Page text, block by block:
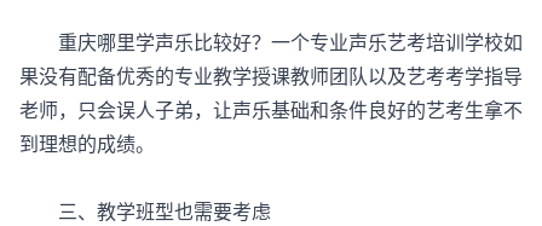
重庆哪里学声乐比较好？一个专业声乐艺考培训学校如
果没有配备优秀的专业教学授课教师团队以及艺考考学指导
老师，只会误人子弟，让声乐基础和条件良好的艺考生拿不
到理想的成绩。
三、教学班型也需要考虑